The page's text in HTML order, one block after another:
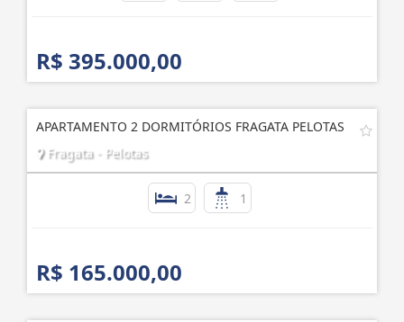
R$ 395.000,00
APARTAMENTO 2 DORMITÓRIOS FRAGATA PELOTAS
Fragata - Pelotas
2 1
R$ 165.000,00